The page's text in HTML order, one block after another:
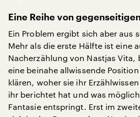
Eine Reihe von
Ein Problem ergibt sich aber aus
Mehr als die erste Hälfte ist eine
Nacherzählung von Nastjas Vita,
eine beinahe allwissende
klären, woher sie ihr
ihr berichtet hat und was
Fantasie entspringt. Erst im